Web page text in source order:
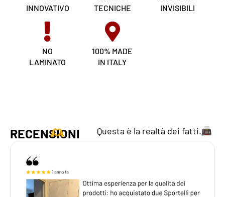
INNOVATIVO
TECNICHE
INVISIBILI
NO
LAMINATO
100% MADE
IN ITALY
RECENSIONI Questa è la realtà dei fatti.